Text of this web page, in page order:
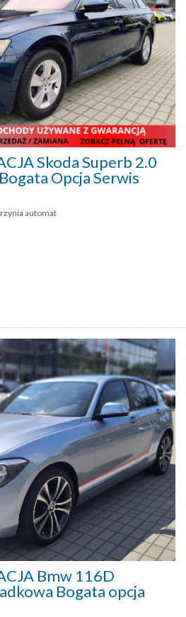
Skoda Superb 2.0
Opcja Serwis
automat
Bmw 116D
Bogata opcja